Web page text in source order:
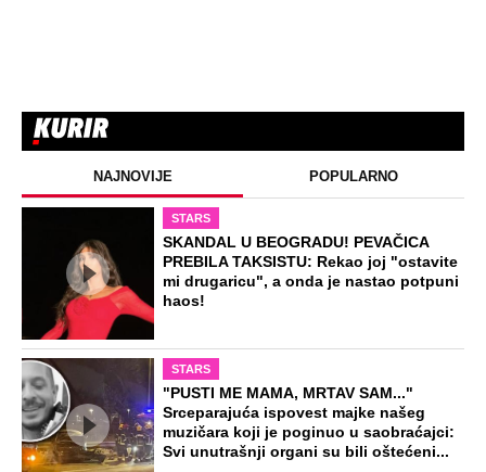
NAJNOVIJE POPULARNO
STARS
SKANDAL U BEOGRADU! PEVAČICA
PREBILA TAKSISTU: Rekao joj "ostavite
mi drugaricu", a onda je nastao potpuni
haos!
STARS
"PUSTI ME MAMA, MRTAV SAM..."
Srceparajuća ispovest majke našeg
muzičara koji je poginuo u saobraćajci:
Svi unutrašnji organi su bili oštećeni...